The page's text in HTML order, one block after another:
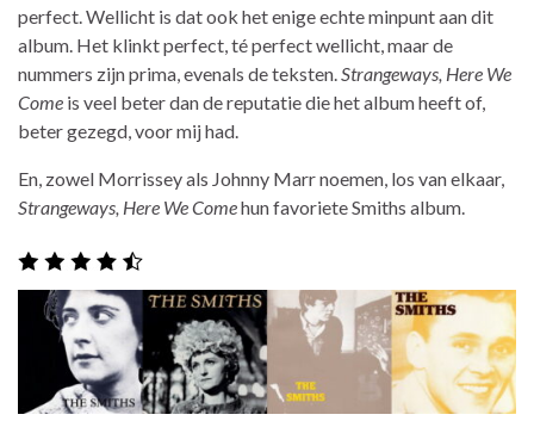
perfect. Wellicht is dat ook het enige echte minpunt aan dit
album. Het klinkt perfect, té perfect wellicht, maar de
nummers zijn prima, evenals de teksten. Strangeways, Here We
Come is veel beter dan de reputatie die het album heeft of,
beter gezegd, voor mij had.
En, zowel Morrissey als Johnny Marr noemen, los van elkaar,
Strangeways, Here We Comehun favoriete Smiths album.